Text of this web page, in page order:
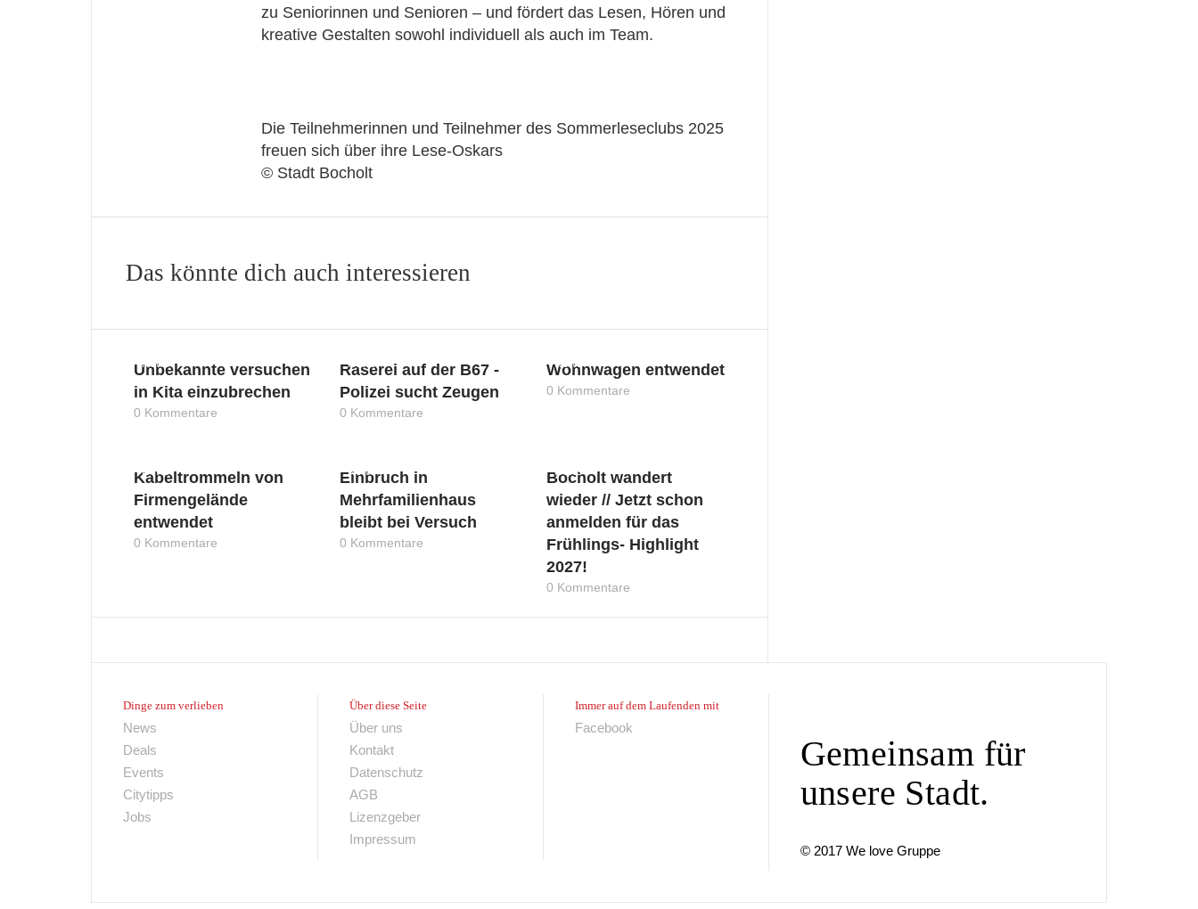
zu Seniorinnen und Senioren – und fördert das Lesen, Hören und
kreative Gestalten sowohl individuell als auch im Team.
Die Teilnehmerinnen und Teilnehmer des Sommerleseclubs 2025
freuen sich über ihre Lese-Oskars
© Stadt Bocholt
Das könnte dich auch interessieren
News
Unbekannte versuchen
in Kita einzubrechen
0 Kommentare
News
Raserei auf der B67 -
Polizei sucht Zeugen
0 Kommentare
News
Wohnwagen entwendet
0 Kommentare
News
Kabeltrommeln von
Firmengelände
entwendet
0 Kommentare
News
Einbruch in
Mehrfamilienhaus
bleibt bei Versuch
0 Kommentare
News
Bocholt wandert
wieder // Jetzt schon
anmelden für das
Frühlings- Highlight
2027!
0 Kommentare
Dinge zum verlieben
News
Deals
Events
Citytipps
Jobs
Über diese Seite
Über uns
Kontakt
Datenschutz
AGB
Lizenzgeber
Impressum
Immer auf dem Laufenden mit
Facebook
Gemeinsam für
unsere Stadt.
© 2017 We love Gruppe